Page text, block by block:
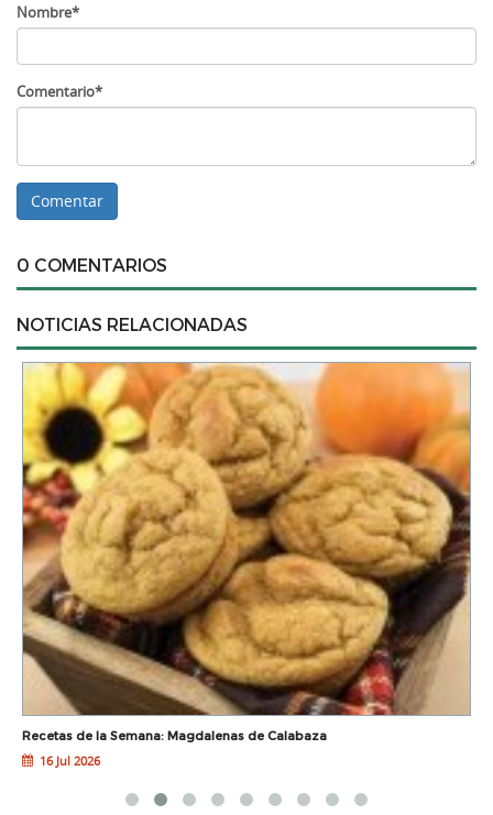
Nombre*
Comentario*
0 COMENTARIOS
NOTICIAS RELACIONADAS
Recetas de la Semana: Magdalenas de Calabaza
16 Jul 2026